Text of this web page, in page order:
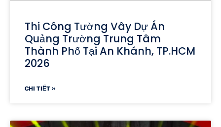
Thi Công Tường Vây Dự Án
Quảng Trường Trung Tâm
Thành Phố Tại An Khánh, TP.HCM
2026
CHI TIẾT »